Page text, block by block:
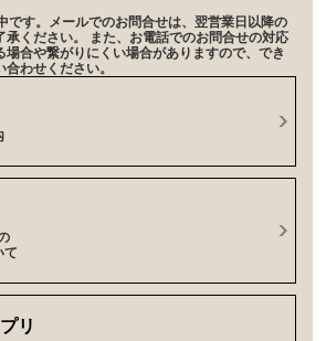
す。メールでのお問合せは、翌営業日以降の
承ください。 また、お電話でのお問合せの対応
場合や繋がりにくい場合がありますので、でき
わせください。
て
リ